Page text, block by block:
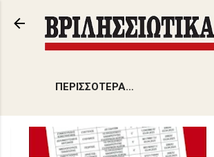
Μετάβαση στο κύριο
ΠΕΡΙΣΣΌΤΕΡΑ…
Η ΑΝΤΕΡΓΑΤΙΚΗ ΝΟΜΟΘΕΣΙΑ
ΚΑΤΑΡΓΗΘΗΚΕ ΣΤΗΝ ΠΡΑΞΗ